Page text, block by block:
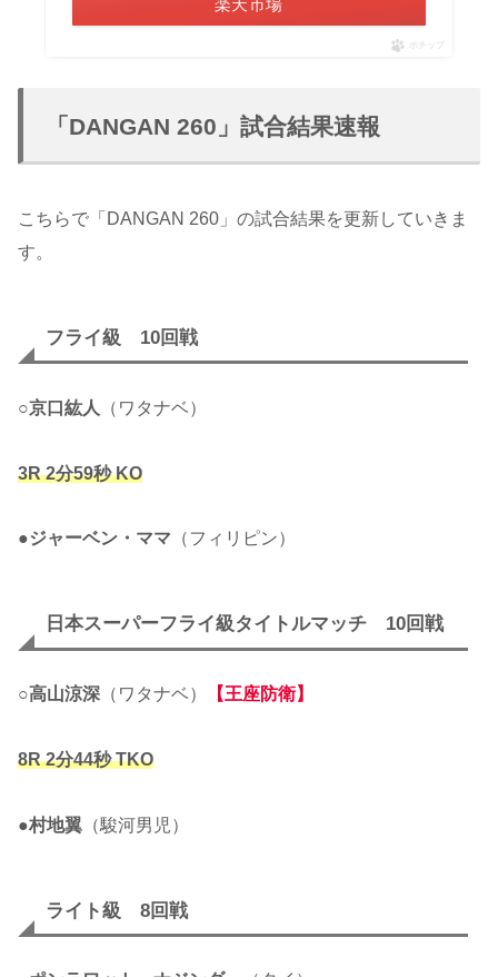
楽天市場
ポチップ
「DANGAN 260」試合結果速報
こちらで「DANGAN 260」の試合結果を更新していきま
す。
フライ級 10回戦
○京口紘人 （ワタナベ）
3R2分59秒KO
●ジャーベン・ママ （フィリピン）
日本スーパーフライ級タイトルマッチ 10回戦
○高山涼深 （ワタナベ） 【王座防衛】
8R2分44秒TKO
●村地翼 （駿河男児）
ライト級 8回戦